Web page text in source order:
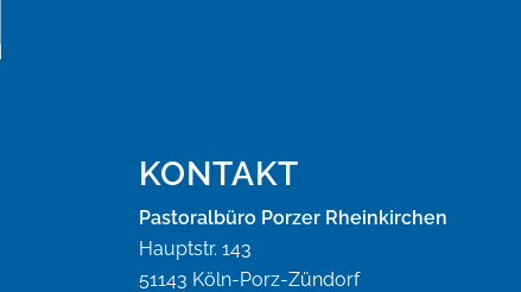
KONTAKT
Pastoralbüro Porzer Rheinkirchen
Hauptstr. 143
51143 Köln-Porz-Zündorf